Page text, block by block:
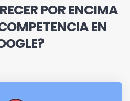
POR ENCIMA
EN